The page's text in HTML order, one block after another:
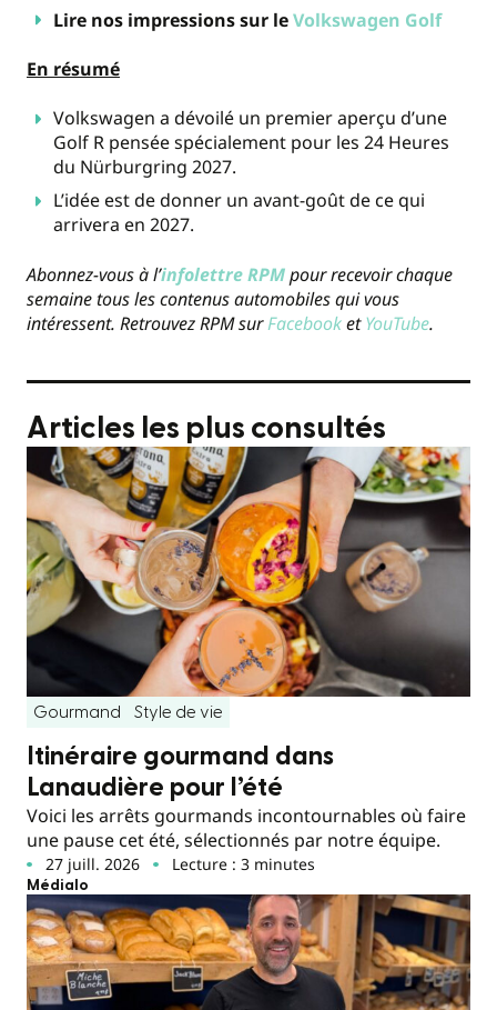
Lire nos impressions sur leVolkswagen Golf
En résumé
Volkswagen a dévoilé un premier aperçu d’une
Golf R pensée spécialement pour les 24 Heures
du Nürburgring 2027.
L’idée est de donner un avant-goût de ce qui
arrivera en 2027.
Abonnez-vous à l’infolettre RPMpour recevoir chaque
semaine tous les contenus automobiles qui vous
intéressent. Retrouvez RPM surFacebooketYouTube.
Articles les plus consultés
Gourmand Style de vie
Itinéraire gourmand dans
Lanaudière pour l’été
Voici les arrêts gourmands incontournables où faire
une pause cet été, sélectionnés par notre équipe.
27 juill. 2026 Lecture : 3 minutes
Médialo